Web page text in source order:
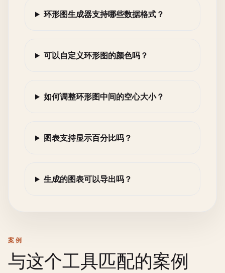
环形图生成器支持哪些数据格式？
可以自定义环形图的颜色吗？
如何调整环形图中间的空心大小？
图表支持显示百分比吗？
生成的图表可以导出吗？
案例
与这个工具匹配的案例